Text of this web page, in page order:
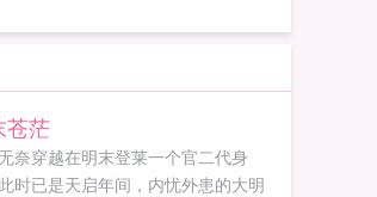
苍茫
奈穿越在明末登莱一个官二代身
时已是天启年间，内忧外患的大明